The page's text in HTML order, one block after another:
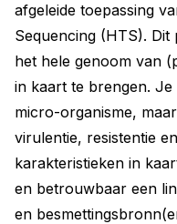
afgeleide toepassing
Sequencing (HTS).
het hele genoom van
in kaart te brengen.
micro-organisme,
virulentie, resistentie
karakteristieken in
en betrouwbaar een
en